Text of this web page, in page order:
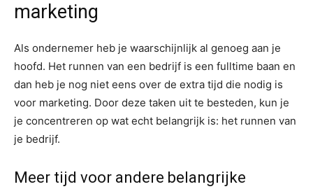
marketing
Als ondernemer heb je waarschijnlijk al genoeg aan je
hoofd. Het runnen van een bedrijf is een fulltime baan en
dan heb je nog niet eens over de extra tijd die nodig is
voor marketing. Door deze taken uit te besteden, kun je
je concentreren op wat echt belangrijk is: het runnen van
je bedrijf.
Meer tijd voor andere belangrijke